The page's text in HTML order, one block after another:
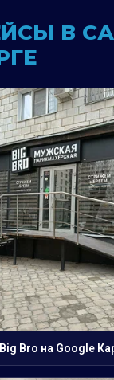
В
Bro на Google